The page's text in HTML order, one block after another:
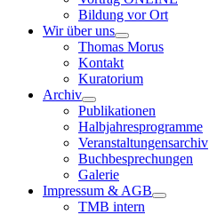
Bildung vor Ort
Wir über uns
Thomas Morus
Kontakt
Kuratorium
Archiv
Publikationen
Halbjahresprogramme
Veranstaltungensarchiv
Buchbesprechungen
Galerie
Impressum & AGB
TMB intern